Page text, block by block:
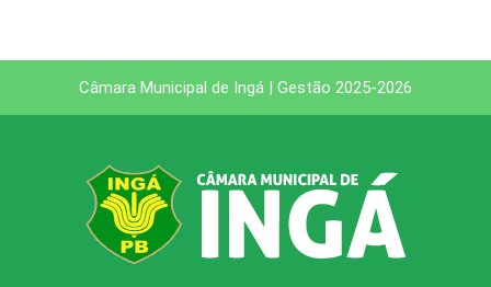
Câmara Municipal de Ingá | Gestão 2025-2026